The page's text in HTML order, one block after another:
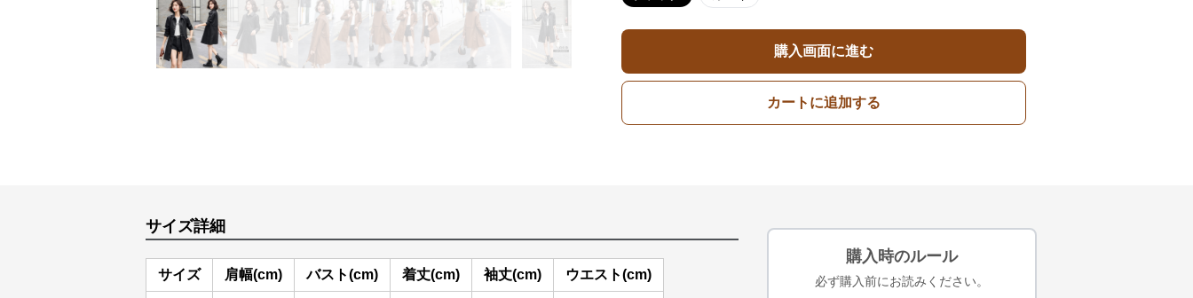
購入画面に進む
カートに追加する
サイズ詳細
サイズ 肩幅(cm) バスト(cm) 着丈(cm) 袖丈(cm) ウエスト(cm)
購入時のルール
必ず購入前にお読みください。